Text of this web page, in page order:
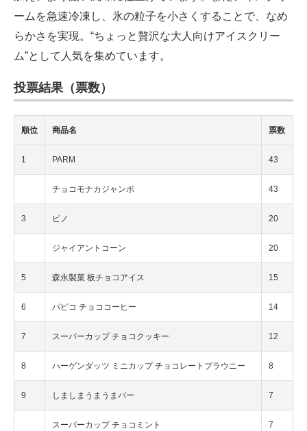
ームを急速冷凍し、氷の粒子を小さくすることで、なめ
らかさを実現。“ちょっと贅沢な大人向けアイスクリー
ム”として人気を集めています。
投票結果（票数）
順位 商品名 票数
1 PARM 43
チョコモナカジャンボ 43
3 ピノ 20
ジャイアントコーン 20
5 森永製菓 板チョコアイス 15
6 パピコ チョココーヒー 14
7 スーパーカップ チョコクッキー 12
8 ハーゲンダッツ ミニカップ チョコレートブラウニー 8
9 しましまうまうまバー 7
スーパーカップ チョコミント 7